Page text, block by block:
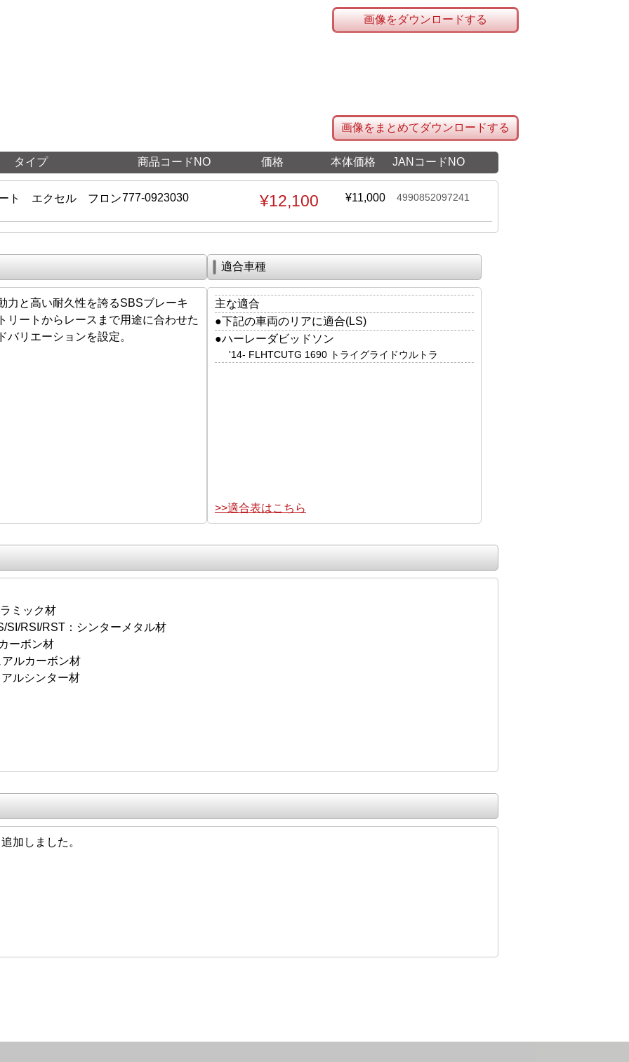
画像をダウンロードする
画像をまとめてダウンロードする
タイプ 商品コードNO 価格 本体価格 JANコードNO
ト エクセル フロン777-0923030 ¥12,100 ¥11,000 4990852097241
力と高い耐久性を誇るSBSブレーキ
リートからレースまで用途に合わせた
バリエーションを設定。
適合車種
主な適合
●下記の車両のリアに適合(LS)
●ハーレーダビッドソン
'14- FLHTCUTG 1690 トライグライドウルトラ
>>適合表はこちら
ミック材
RSI/RST：シンターメタル材
ーボン材
ルカーボン材
ルシンター材
加しました。